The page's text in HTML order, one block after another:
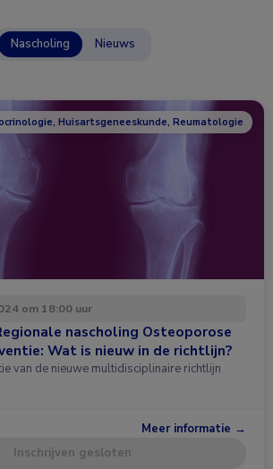
Nascholing Nieuws
Huisartsgeneeskunde, Reumatologie
om 18:00 uur
nascholing Osteoporose
Wat is nieuw in de richtlijn?
van de nieuwe multidisciplinaire richtlijn
Meer informatie →
Inschrijven gesloten